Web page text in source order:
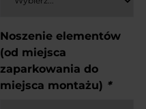
Noszenie elementów
(od miejsca
zaparkowania do
miejsca montażu) *